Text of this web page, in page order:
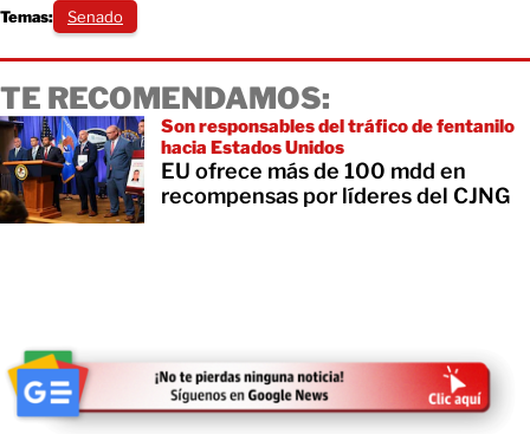
Temas: Senado
TE RECOMENDAMOS:
Son responsables del tráfico de fentanilo
hacia Estados Unidos
EU ofrece más de 100 mdd en
recompensas por líderes del CJNG